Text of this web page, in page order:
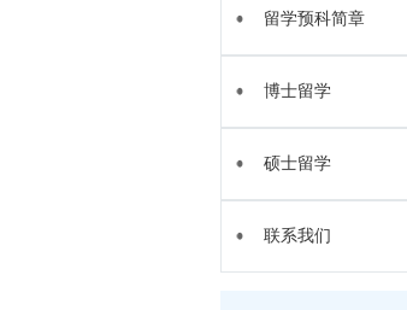
留学预科简章
博士留学
硕士留学
联系我们